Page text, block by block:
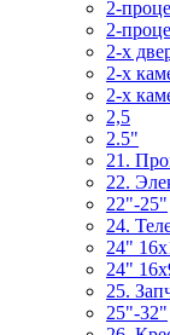
2-
2-
2-х
2-х
2-х
2,5
2.5"
21.
22.
22"-25"
24.
24"
24"
25.
25"-32"